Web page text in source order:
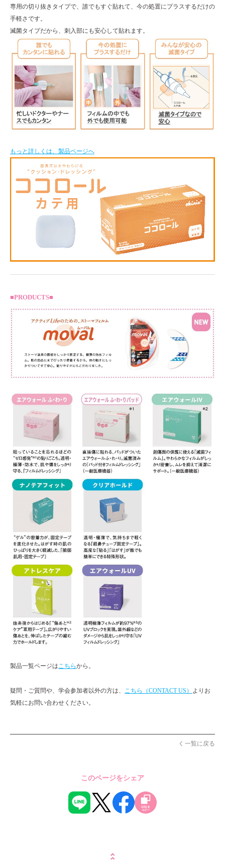
専用の切り抜きタイプで、誰でもすぐ貼れて、今の処置にプラスするだけの
手軽さです。
滅菌タイプだから、刺入部にも安心して貼れます。
もっと詳しくは、製品ページへ
■PRODUCTS■
製品一覧ページはこちらから。
疑問・ご質問や、学会参加者以外の方は、 こちら（CONTACT US） よりお
気軽にお問い合わせください。
一覧に戻る
このページをシェア